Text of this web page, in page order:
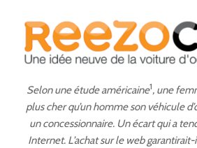
Selon une étude américaine1, une
plus cher qu’un homme son véhicule
un concessionnaire. Un écart qui a
Internet. L’achat sur le web